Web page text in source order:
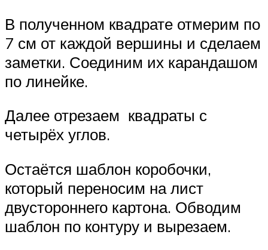
В полученном квадрате отмерим по
7 см от каждой вершины и сделаем
заметки. Соединим их карандашом
по линейке.
Далее отрезаем квадраты с
четырёх углов.
Остаётся шаблон коробочки,
который переносим на лист
двустороннего картона. Обводим
шаблон по контуру и вырезаем.